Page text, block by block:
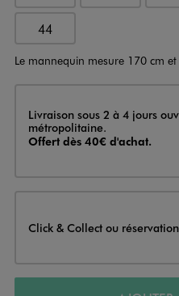
44
Le mannequin mesure 170 cm
Livraison
Livraison sous 2 à 4 jours
métropolitaine.
Offert dès 40€ d'achat.
Click & Collect ou